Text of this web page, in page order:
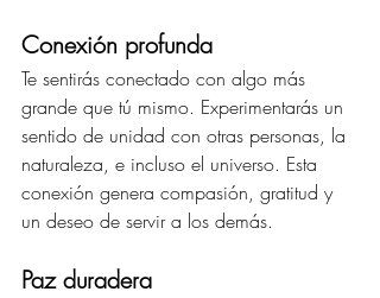
Conexión profunda
Te sentirás conectado con algo más
grande que tú mismo. Experimentarás un
sentido de unidad con otras personas, la
naturaleza, e incluso el universo. Esta
conexión genera compasión, gratitud y
un deseo de servir a los demás.
Paz duradera